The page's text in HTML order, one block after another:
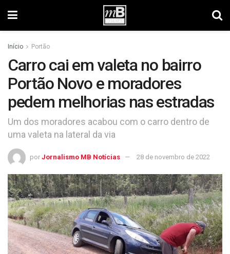
Início Portão
Carro cai em valeta no bairro
Portão Novo e moradores
pedem melhorias nas estradas
Um dos moradores acabou com o carro dentro de
uma valeta na lateral da via
por Jornalismo MB Notícias 28 de novembro de 2022